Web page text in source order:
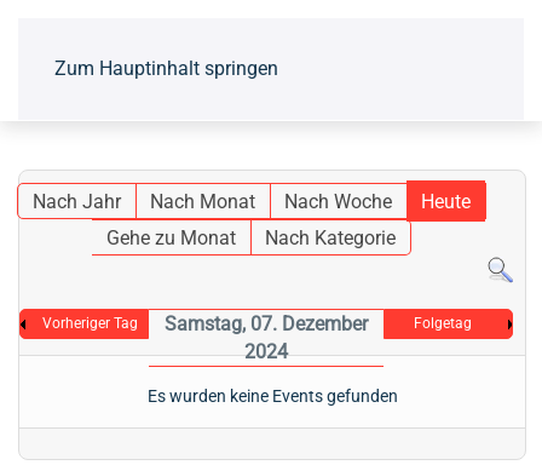
Zum Hauptinhalt springen
Nach Jahr Nach Monat Nach Woche
Heute
Gehe zu Monat
Nach Kategorie
Vorheriger Tag
Samstag, 07. Dezember
2024
Folgetag
Es wurden keine Events gefunden